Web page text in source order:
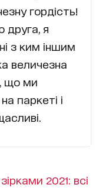
гордість!
друга, я
з ким іншим
величезна
що ми
паркеті і
2021: всі